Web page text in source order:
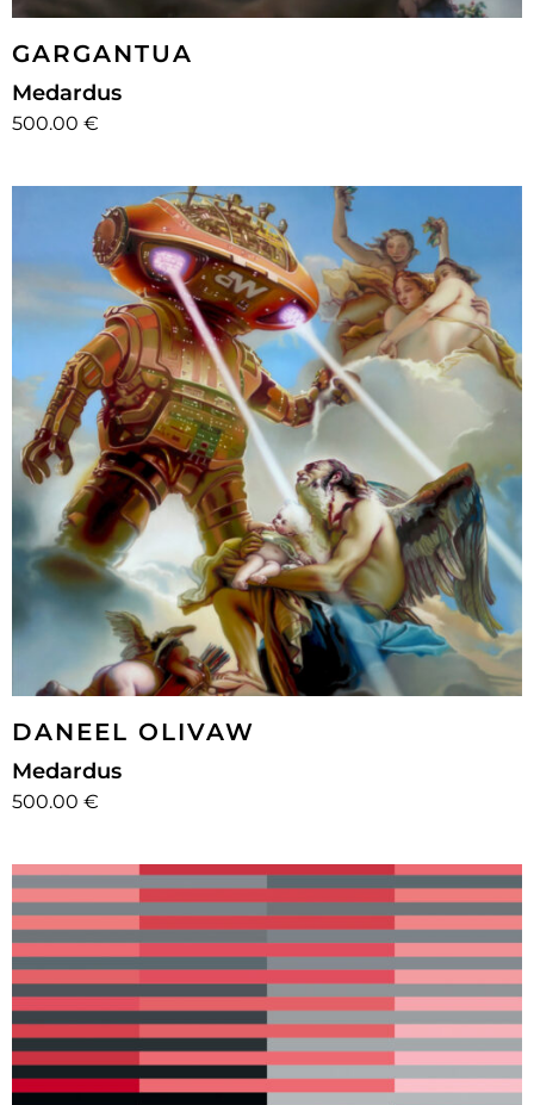
GARGANTUA
Medardus
500.00 €
DANEEL OLIVAW
Medardus
500.00 €